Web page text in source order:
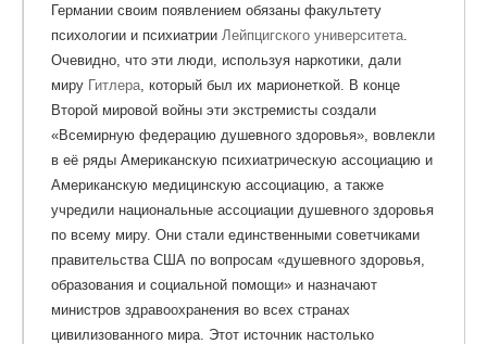
Германии своим появлением обязаны факультету
психологии и психиатрии Лейпцигского университета
Очевидно, что эти люди, используя наркотики, дали
миру Гитлера , который был их марионеткой. В конце
Второй мировой войны эти экстремисты создали
«Всемирную федерацию душевного здоровья», вовлекли
в её ряды Американскую психиатрическую ассоциацию и
Американскую медицинскую ассоциацию, а также
учредили национальные ассоциации душевного здоровья
по всему миру. Они стали единственными советчиками
правительства США по вопросам «душевного здоровья,
образования и социальной помощи» и назначают
министров здравоохранения во всех странах
цивилизованного мира. Этот источник настолько